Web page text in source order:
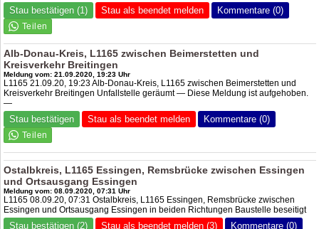
Stau bestätigen (1) Stau als beendet melden Kommentare (0)
Alb-Donau-Kreis, L1165 zwischen Beimerstetten und
Kreisverkehr Breitingen
Meldung vom: 21.09.2020, 19:23 Uhr
L1165 21.09.20, 19:23 Alb-Donau-Kreis, L1165 zwischen Beimerstetten und
Kreisverkehr Breitingen Unfallstelle geräumt — Diese Meldung ist aufgehoben.
—
Stau bestätigen Stau als beendet melden Kommentare (0)
Ostalbkreis, L1165 Essingen, Remsbrücke zwischen Essingen
und Ortsausgang Essingen
Meldung vom: 08.09.2020, 07:31 Uhr
L1165 08.09.20, 07:31 Ostalbkreis, L1165 Essingen, Remsbrücke zwischen
Essingen und Ortsausgang Essingen in beiden Richtungen Baustelle beseitigt
Stau bestätigen (2) Stau als beendet melden (3) Kommentare (0)